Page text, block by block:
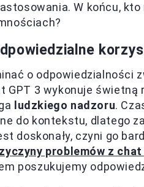
W końcu,
o odpowiedzialności
GPT 3 wykonuje
ludzkiego nadzoru.
do kontekstu, dlatego
doskonały, czyni go
problemów z chat
poszukujemy